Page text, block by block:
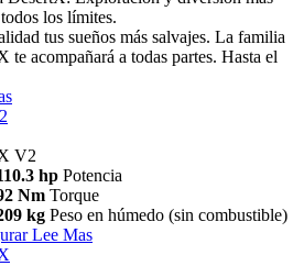
los límites.
tus sueños más salvajes. La familia
te acompañará a todas partes. Hasta el
V2
hp Potencia
Nm Torque
kg Peso en húmedo (sin combustible)
Lee Mas